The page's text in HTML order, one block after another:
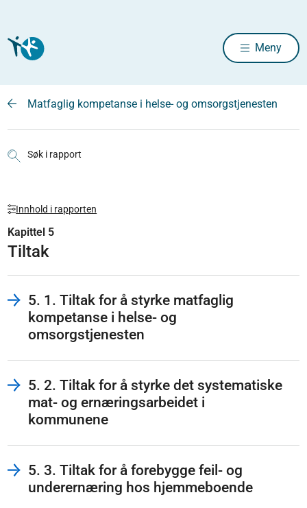
Meny
Matfaglig kompetanse i helse- og omsorgstjenesten
Søk i rapport
Innhold i rapporten
Kapittel 5
Tiltak
5. 1. Tiltak for å styrke matfaglig
kompetanse i helse- og
omsorgstjenesten
5. 2. Tiltak for å styrke det systematiske
mat- og ernæringsarbeidet i
kommunene
5. 3. Tiltak for å forebygge feil- og
underernæring hos hjemmeboende